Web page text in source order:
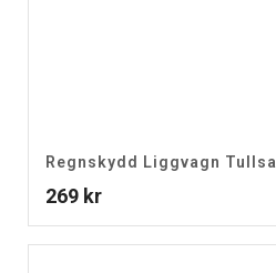
Regnskydd Liggvagn Tullsa
269 kr